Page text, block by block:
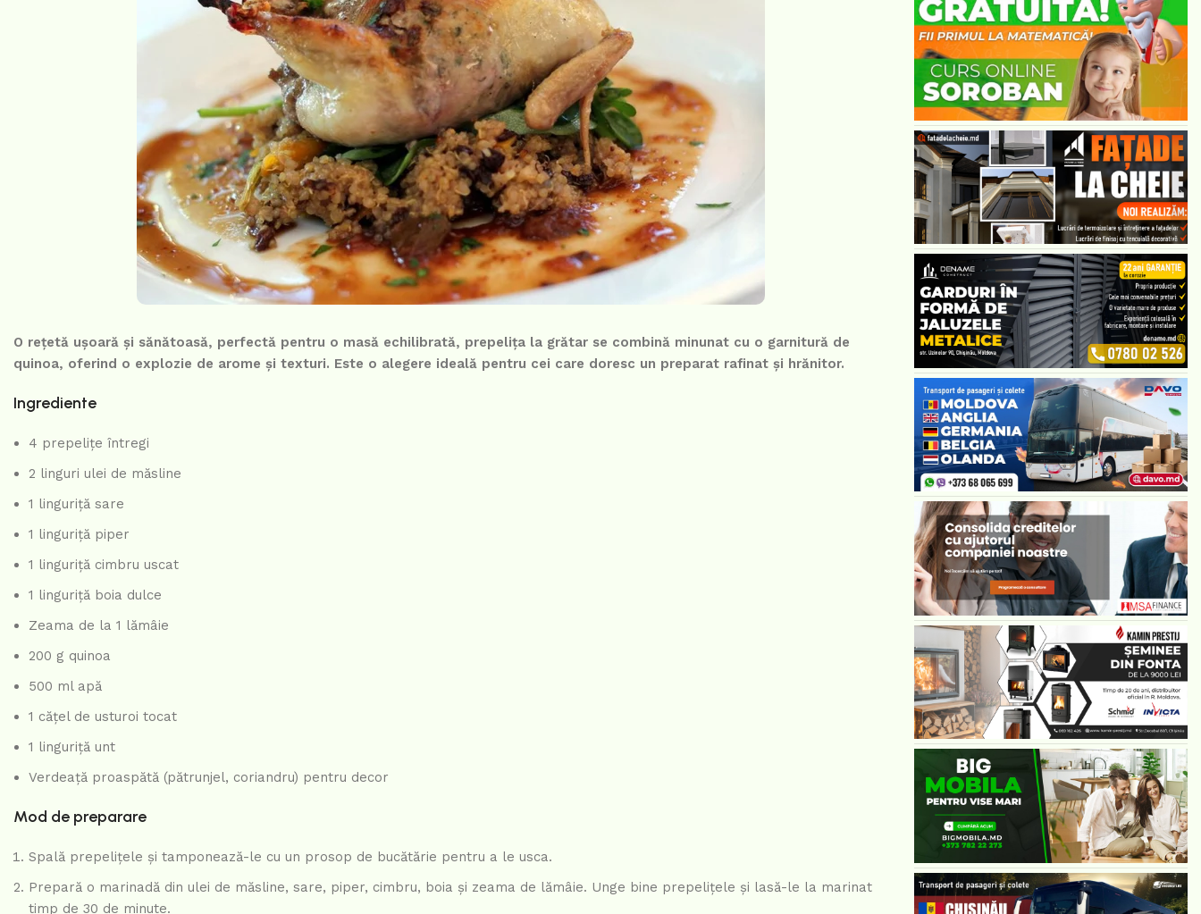
O rețetă ușoară și sănătoasă, perfectă pentru o masă echilibrată, prepelița la grătar se combină minunat cu o garnitură de
quinoa, oferind o explozie de arome și texturi. Este o alegere ideală pentru cei care doresc un preparat rafinat și hrănitor.
Ingrediente
4 prepelițe întregi
2 linguri ulei de măsline
1 linguriță sare
1 linguriță piper
1 linguriță cimbru uscat
1 linguriță boia dulce
Zeama de la 1 lămâie
200 g quinoa
500 ml apă
1 cățel de usturoi tocat
1 linguriță unt
Verdeață proaspătă (pătrunjel, coriandru) pentru decor
Mod de preparare
Spală prepelițele și tamponează-le cu un prosop de bucătărie pentru a le usca.
Prepară o marinadă din ulei de măsline, sare, piper, cimbru, boia și zeama de lămâie. Unge bine prepelițele și lasă-le la marinat
timp de 30 de minute.